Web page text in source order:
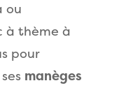
ou
à thème à
pour
manèges